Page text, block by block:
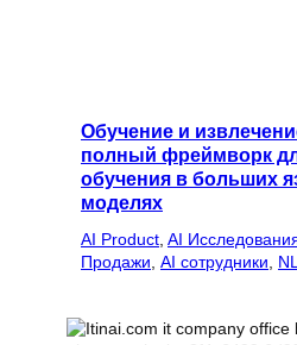
Обучение и
полный фреймворк
обучения в больших
моделях
AI Product AI
Продажи AI сотрудники